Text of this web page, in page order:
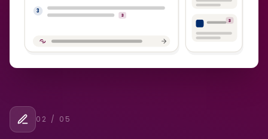
3
3
3
02 / 05